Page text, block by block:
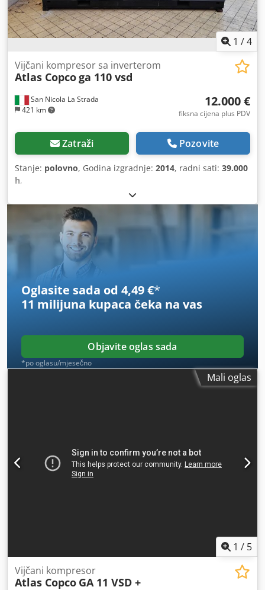
1 /4
San Nicola La Strada
421 km
Vijčani kompresor sa inverterom
Atlas Copcoga 110 vsd
12.000 €
fiksna cijena plus PDV
Zatraži Pozovite
Stanje: polovno, Godina izgradnje: 2014, radni sati: 39.000
h,
Oglasite sada od 4,49 €*
11 milijuna kupaca čeka na vas
Objavite oglas sada
*po oglasu/mjesečno
Mali oglas
1 / 5
Vijčani kompresor
Atlas Copco GA 11 VSD +